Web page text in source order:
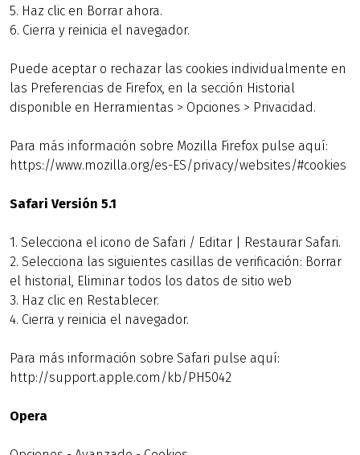
5. Haz clic en Borrar ahora.
6. Cierra y reinicia el navegador.
Puede aceptar o rechazar las cookies individualmente en
las Preferencias de Firefox, en la sección Historial
disponible en Herramientas > Opciones > Privacidad.
Para más información sobre Mozilla Firefox pulse aquí:
https://www.mozilla.org/es-ES/privacy/websites/#cookies
Safari Versión 5.1
1. Selecciona el icono de Safari / Editar | Restaurar Safari.
2. Selecciona las siguientes casillas de verificación: Borrar
el historial, Eliminar todos los datos de sitio web
3. Haz clic en Restablecer.
4. Cierra y reinicia el navegador.
Para más información sobre Safari pulse aquí:
http://support.apple.com/kb/PH5042
Opera